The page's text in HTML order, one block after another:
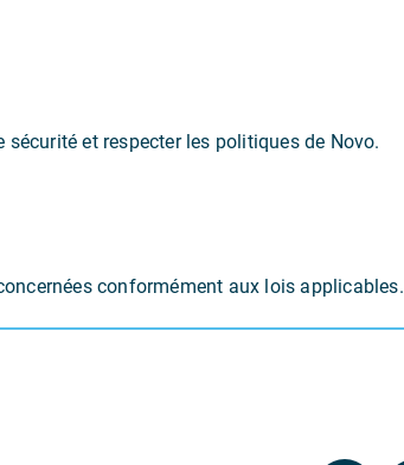
et respecter les politiques de Novo.
conformément aux lois applicables.